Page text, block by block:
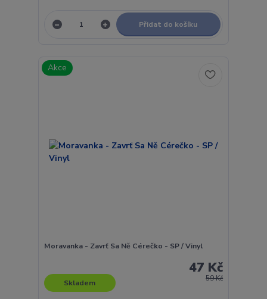
Přidat do košíku
Akce
Moravanka - Zavrť Sa Ně Cérečko - SP / Vinyl
59 Kč
47 Kč
Skladem